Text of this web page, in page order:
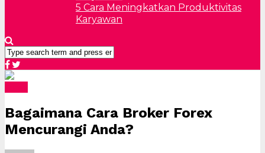
5 Cara Meningkatkan Produktivitas
Karyawan
Bagaimana Cara Broker Forex
Mencurangi Anda?